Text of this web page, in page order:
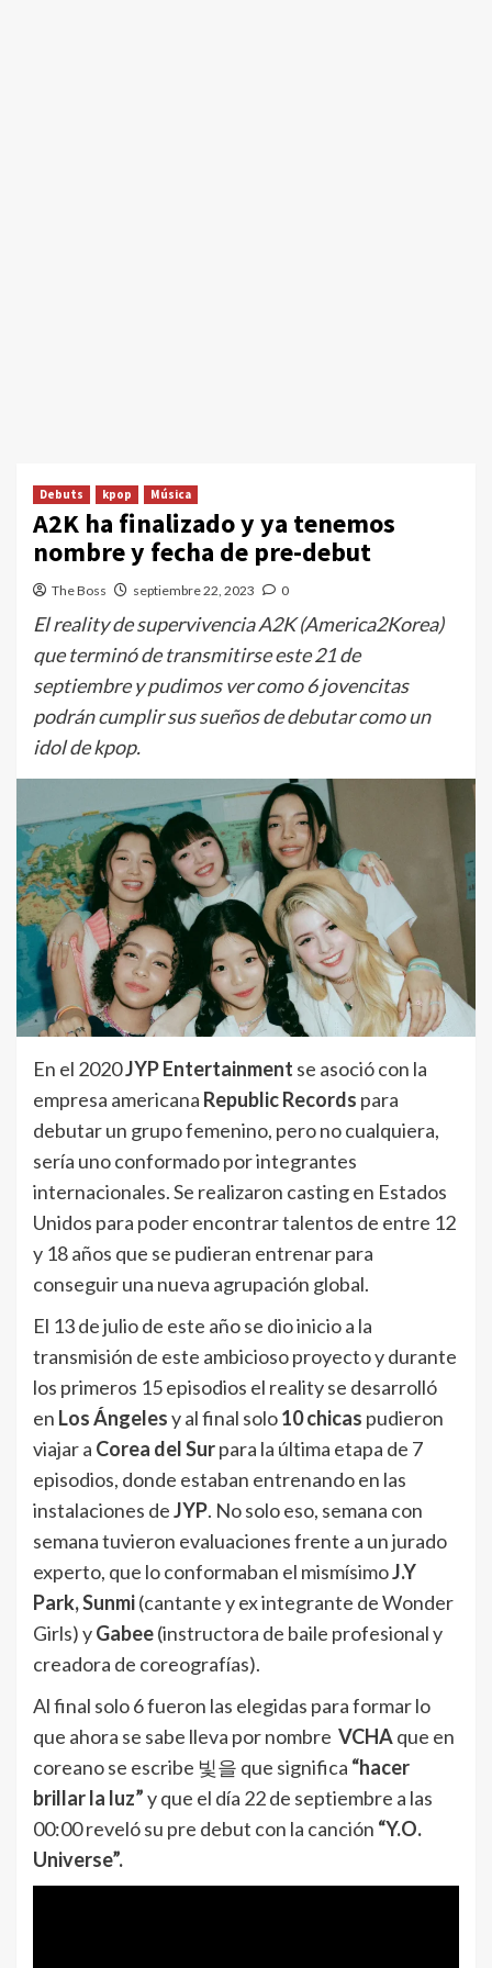
Debuts kpop Música
A2K ha finalizado y ya tenemos
nombre y fecha de pre-debut
The Boss septiembre 22, 2023 0
El reality de supervivencia A2K (America2Korea)
que terminó de transmitirse este 21 de
septiembre y pudimos ver como 6 jovencitas
podrán cumplir sus sueños de debutar como un
idol de kpop.
En el 2020JYP Entertainment se asoció con la
empresa americana Republic Records para
debutar un grupo femenino, pero no cualquiera,
sería uno conformado por integrantes
internacionales. Se realizaron casting en Estados
Unidos para poder encontrar talentos de entre 12
y 18 años que se pudieran entrenar para
conseguir una nueva agrupación global.
El 13 de julio de este año se dio inicio a la
transmisión de este ambicioso proyecto y durante
los primeros 15 episodios el reality se desarrolló
en Los Ángelesy al final solo10 chicas pudieron
viajar a Corea del Surpara la última etapa de 7
episodios, donde estaban entrenando en las
instalaciones deJYP. No solo eso, semana con
semana tuvieron evaluaciones frente a un jurado
experto, que lo conformaban el mismísimoJ.Y
Park, Sunmi(cantante y ex integrante de Wonder
Girls) yGabee(instructora de baile profesional y
creadora de coreografías).
Al final solo 6 fueron las elegidas para formar lo
que ahora se sabe lleva por nombre VCHAque en
coreano se escribe 빛을 que significa “hacer
brillar la luz”y que el día 22 de septiembre a las
00:00 reveló su pre debut con la canción “Y.O.
Universe”.